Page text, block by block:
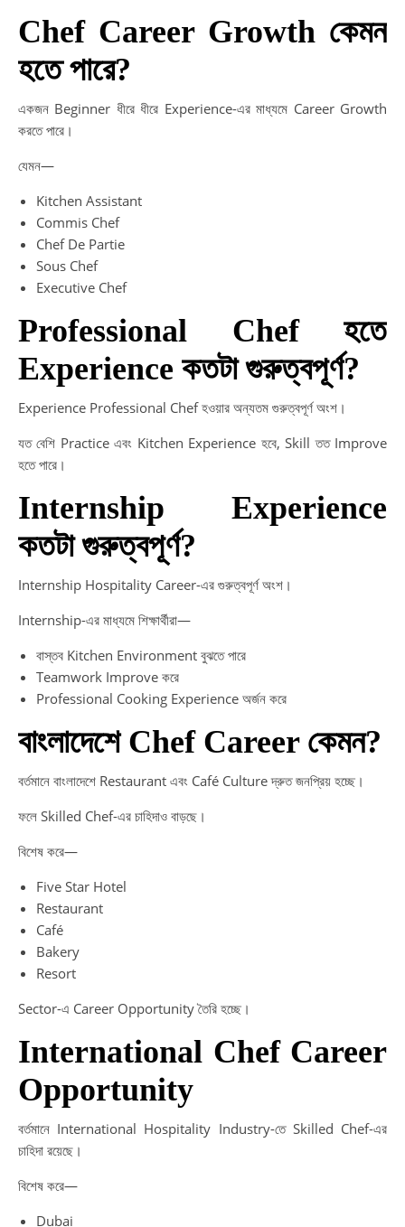
Chef Career Growth কেমন
হতে পারে?
একজন Beginner ধীরে ধীরে Experience-এর মাধ্যমে Career Growth
করতে পারে।
যেমন—
Kitchen Assistant
Commis Chef
Chef De Partie
Sous Chef
Executive Chef
Professional Chef হতে
Experience কতটা গুরুত্বপূর্ণ?
Experience Professional Chef হওয়ার অন্যতম গুরুত্বপূর্ণ অংশ।
যত বেশি Practice এবং Kitchen Experience হবে, Skill তত Improve
হতে পারে।
Internship Experience
কতটা গুরুত্বপূর্ণ?
Internship Hospitality Career-এর গুরুত্বপূর্ণ অংশ।
Internship-এর মাধ্যমে শিক্ষার্থীরা—
বাস্তব Kitchen Environment বুঝতে পারে
Teamwork Improve করে
Professional Cooking Experience অর্জন করে
বাংলাদেশে Chef Career কেমন?
বর্তমানে বাংলাদেশে Restaurant এবং Café Culture দ্রুত জনপ্রিয় হচ্ছে।
ফলে Skilled Chef-এর চাহিদাও বাড়ছে।
বিশেষ করে—
Five Star Hotel
Restaurant
Café
Bakery
Resort
Sector-এ Career Opportunity তৈরি হচ্ছে।
International Chef Career
Opportunity
বর্তমানে International Hospitality Industry-তে Skilled Chef-এর
চাহিদা রয়েছে।
বিশেষ করে—
Dubai